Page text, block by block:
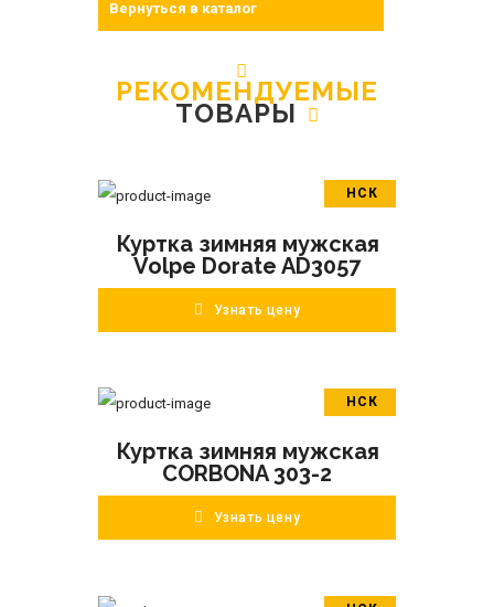
Вернуться в каталог
РЕКОМЕНДУЕМЫЕ
ТОВАРЫ
НСК
ПОДРОБНЕЕ
Куртка зимняя мужская
Volpe Dorate AD3057
Узнать цену
НСК
ПОДРОБНЕЕ
Куртка зимняя мужская
CORBONA 303-2
Узнать цену